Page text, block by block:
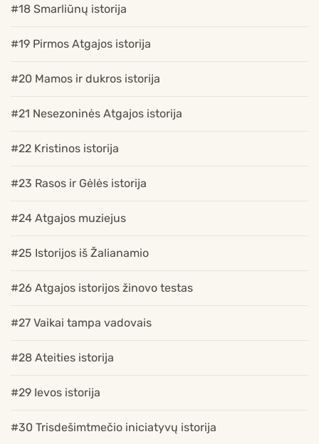
#18 Smarliūnų istorija
#19 Pirmos Atgajos istorija
#20 Mamos ir dukros istorija
#21 Nesezoninės Atgajos istorija
#22 Kristinos istorija
#23 Rasos ir Gėlės istorija
#24 Atgajos muziejus
#25 Istorijos iš Žalianamio
#26 Atgajos istorijos žinovo testas
#27 Vaikai tampa vadovais
#28 Ateities istorija
#29 Ievos istorija
#30 Trisdešimtmečio iniciatyvų istorija